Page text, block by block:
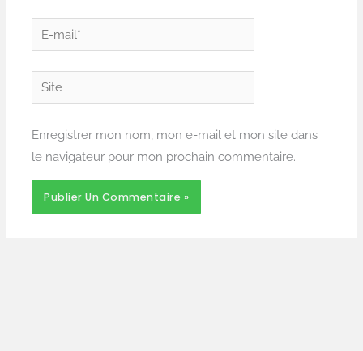
E-
mail*
Site
Enregistrer mon nom, mon e-mail et mon site dans
le navigateur pour mon prochain commentaire.